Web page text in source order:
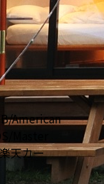
American
Master
天カー